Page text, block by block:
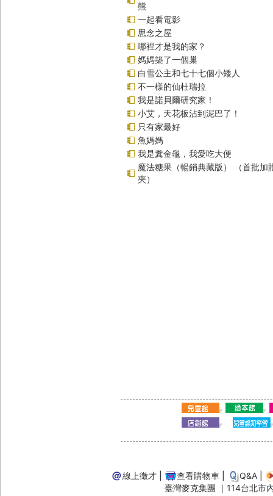
熊
一起看電影
思念之屋
哪裡才是我的家？
媽媽築了一個巢
白雪公主和七十七個小矮人
不一樣的仙杜瑞拉
我是諾貝爾研究家！
小艾，天花板沾到泥巴了！
只有家最好
魚媽媽
我是糞金龜，我愛吃大便
魔法糖果（暢銷典藏版） （首批加
夾）
線上徵才 查看購物車 Q&A
臺灣麥克集團 ｜114台北